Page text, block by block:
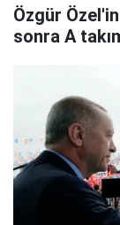
Özgür
sonra A